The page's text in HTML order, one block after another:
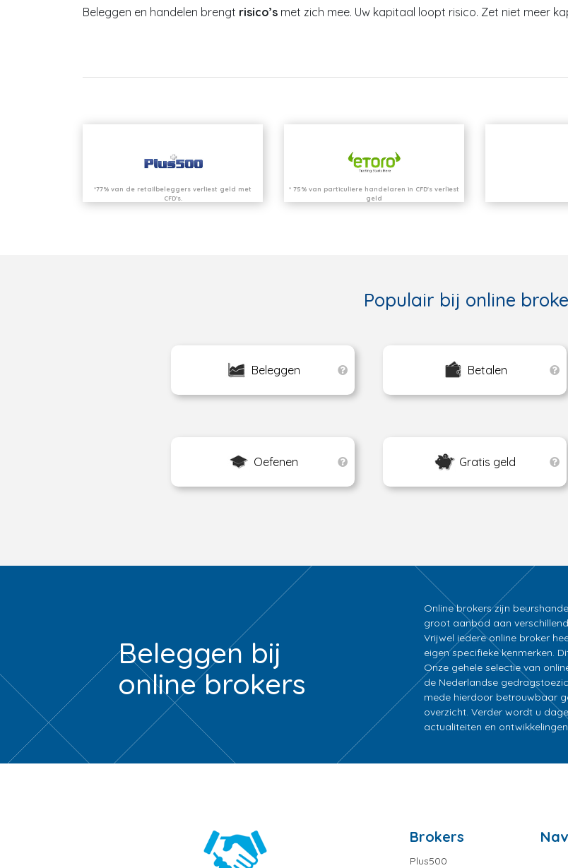
Beleggen en handelen brengt risico’s met zich mee. Uw kapitaal loopt risico. Zet niet meer
*77% van de retailbeleggers verliest geld met
CFD’s.
* 75% van particuliere handelaren in CFD's verliest
geld
Populair bij online
Beleggen Betalen
Oefenen Gratis geld
Beleggen bij
online brokers
Online brokers zijn
groot aanbod aan
Vrijwel iedere online broker
eigen specifieke kenmerken.
Onze gehele selectie van
de Nederlandse
mede hierdoor betrouwbaar
overzicht. Verder wordt u
actualiteiten en
Brokers
Plus500